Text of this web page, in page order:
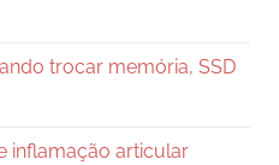
trocar memória, SSD
inflamação articular